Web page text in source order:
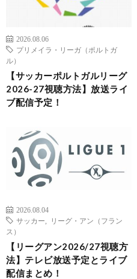
2026.08.06
プリメイラ・リーガ（ポルトガ
ル）
【サッカーポルトガルリーグ
2026-27視聴方法】放送ライ
ブ配信予定！
2026.08.04
サッカー
リーグ・アン（フラン
ス）
【リーグアン2026/27視聴方
法】テレビ放送予定とライブ
配信まとめ！